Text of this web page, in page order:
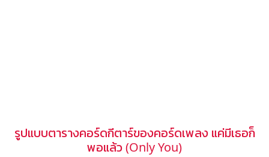
รูปแบบตารางคอร์ดกีตาร์ของคอร์ดเพลง แค่มีเธอก็
พอแล้ว (Only You)